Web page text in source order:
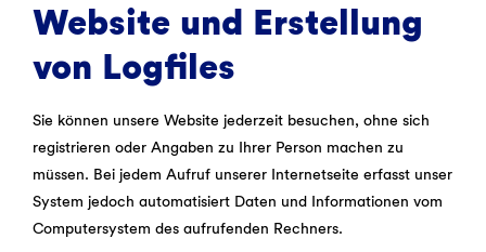
Website und Erstellung
von Logfiles
Sie können unsere Website jederzeit besuchen, ohne sich
registrieren oder Angaben zu Ihrer Person machen zu
müssen. Bei jedem Aufruf unserer Internetseite erfasst unser
System jedoch automatisiert Daten und Informationen vom
Computersystem des aufrufenden Rechners.